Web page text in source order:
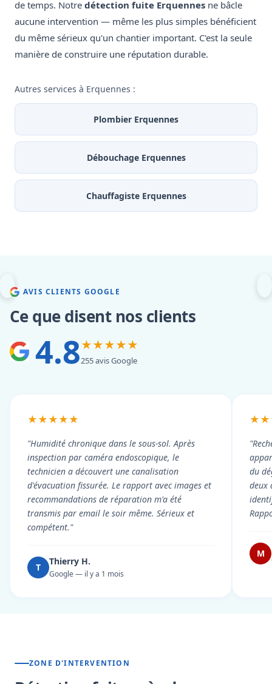
de temps. Notre détection fuite Erquennes ne bâcle
aucune intervention — même les plus simples bénéficient
du même sérieux qu'un chantier important. C'est la seule
manière de construire une réputation durable.
Autres services à Erquennes :
Plombier Erquennes
Débouchage Erquennes
Chauffagiste Erquennes
AVIS CLIENTS GOOGLE
Ce que disent nos clients
4.8★★★★★
255 avis Google
★★★★★
"Humidité chronique dans le sous-sol. Après
inspection par caméra endoscopique, le
technicien a découvert une canalisation
d'évacuation fissurée. Le rapport avec images et
recommandations de réparation m'a été
transmis par email le soir même. Sérieux et
compétent."
T
Thierry H.
Google — il y a 1 mois
du
deux
M
ZONE D'INTERVENTION